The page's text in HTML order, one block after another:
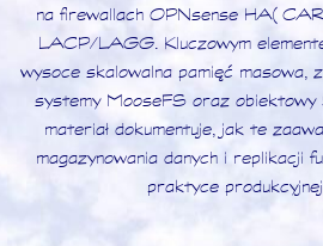
na firewallach OPNsense HA
LACP/LAGG. Kluczowym
wysoce skalowalna pamięć masowa,
systemy MooseFS oraz obiektowy
materiał dokumentuje, jak te
magazynowania danych i replikacji
praktyce